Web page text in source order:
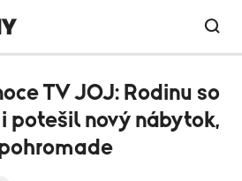
TV JOJ: Rodinu so
potešil nový nábytok,